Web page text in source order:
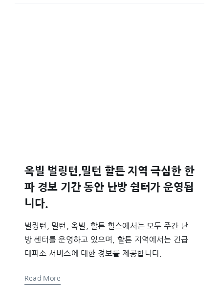
옥빌 벌링턴,밀턴 할튼 지역 극심한 한
파 경보 기간 동안 난방 쉼터가 운영됩
니다.
벌링턴, 밀턴, 옥빌, 할튼 힐스에서는 모두 주간 난
방 센터를 운영하고 있으며, 할튼 지역에서는 긴급
대피소 서비스에 대한 정보를 제공합니다.
Read More